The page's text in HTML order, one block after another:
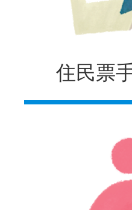
住民票